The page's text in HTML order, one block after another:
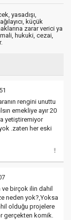
yasadışı,
küçük
zarar verici ya
hukuki, cezai,
rengini unuttu
emekliye ayır 20
yetiştiremiyor
.zaten her eski
birçok ilin dahil
neden yok?,Yoksa
olduğu projelere
gerçekten komik.